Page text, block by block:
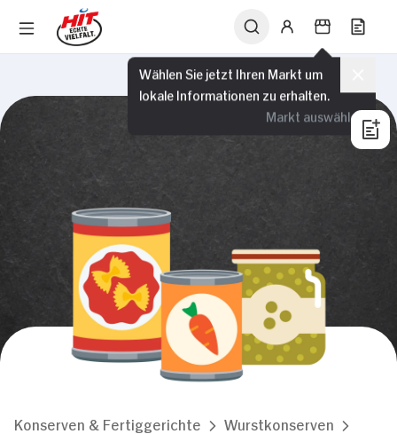
Wählen Sie jetzt Ihren Markt um
lokale Informationen zu erhalten.
Markt auswählen
Konserven & Fertiggerichte
Wurstkonserven